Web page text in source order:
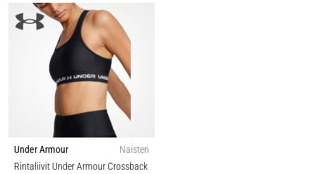
Under Armour
Naisten
Rintaliivit Under Armour Crossback